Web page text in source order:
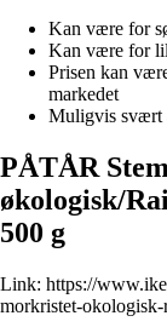
Kan være for
Kan være for
Prisen kan
markedet
Muligvis svært
PÅTÅR
økologisk/
500 g
Link: https://
morkristet-